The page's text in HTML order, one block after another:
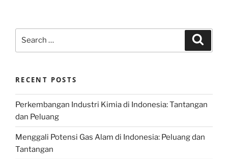
RECENT POSTS
Perkembangan Industri Kimia di Indonesia: Tantangan
dan Peluang
Menggali Potensi Gas Alam di Indonesia: Peluang dan
Tantangan